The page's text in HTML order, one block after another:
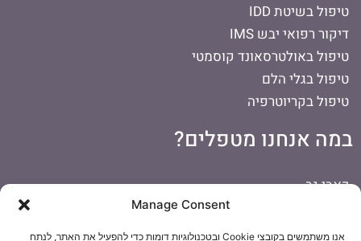
Manage Consent
אנו משתמשים בקובצי Cookie ובטכנולוגיות דומות כדי להפעיל את האתר, לנתח
טיפול בשיטת IDD
דיקור רפואי יבש IMS
טיפול באולטרסאונד קוסמטי
טיפול בגלי הלם
טיפול בקריוטרפיה
במה אנחנו מטפלים?
כאבי גב
כאבי ראש